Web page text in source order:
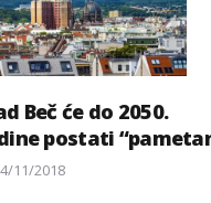
Beč će do 2050.
postati
11/2018